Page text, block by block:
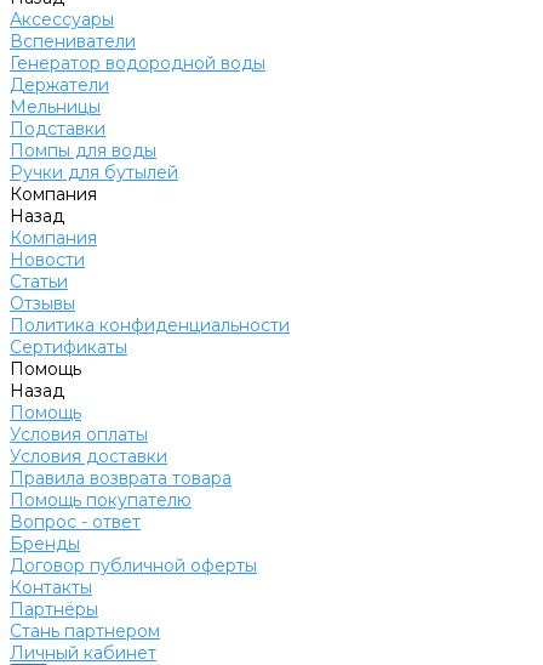
Аксессуары
Вспениватели
Генератор водородной воды
Держатели
Мельницы
Подставки
Помпы для воды
Ручки для бутылей
Компания
Назад
Компания
Новости
Статьи
Отзывы
Политика конфиденциальности
Сертификаты
Помощь
Назад
Помощь
Условия оплаты
Условия доставки
Правила возврата товара
Помощь покупателю
Вопрос - ответ
Бренды
Договор публичной оферты
Контакты
Партнёры
Стань партнером
Личный кабинет